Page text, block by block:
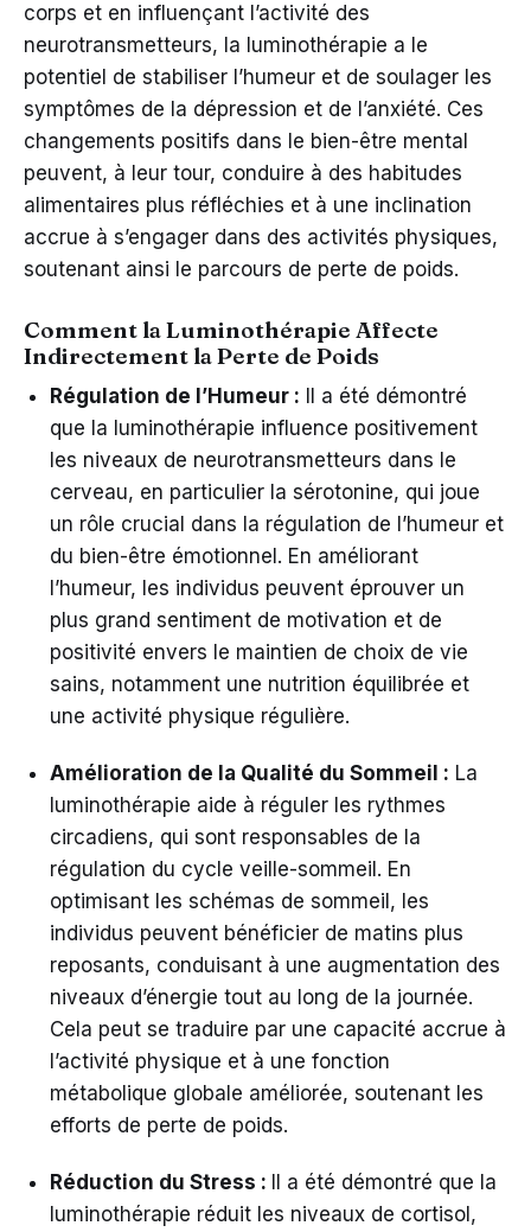
corps et en influençant l’activité des
neurotransmetteurs, la luminothérapie a le
potentiel de stabiliser l’humeur et de soulager les
symptômes de la dépression et de l’anxiété. Ces
changements positifs dans le bien-être mental
peuvent, à leur tour, conduire à des habitudes
alimentaires plus réfléchies et à une inclination
accrue à s’engager dans des activités physiques,
soutenant ainsi le parcours de perte de poids.
Comment la Luminothérapie Affecte
Indirectement la Perte de Poids
Régulation de l’Humeur : Il a été démontré
que la luminothérapie influence positivement
les niveaux de neurotransmetteurs dans le
cerveau, en particulier la sérotonine, qui joue
un rôle crucial dans la régulation de l’humeur et
du bien-être émotionnel. En améliorant
l’humeur, les individus peuvent éprouver un
plus grand sentiment de motivation et de
positivité envers le maintien de choix de vie
sains, notamment une nutrition équilibrée et
une activité physique régulière.
Amélioration de la Qualité du Sommeil : La
luminothérapie aide à réguler les rythmes
circadiens, qui sont responsables de la
régulation du cycle veille-sommeil. En
optimisant les schémas de sommeil, les
individus peuvent bénéficier de matins plus
reposants, conduisant à une augmentation des
niveaux d’énergie tout au long de la journée.
Cela peut se traduire par une capacité accrue à
l’activité physique et à une fonction
métabolique globale améliorée, soutenant les
efforts de perte de poids.
Réduction du Stress :
Il a été démontré que la
luminothérapie réduit les niveaux de cortisol,